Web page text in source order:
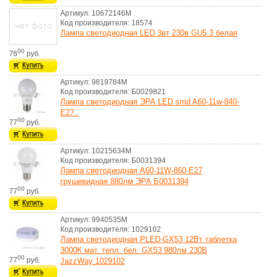
7600 руб.
Артикул: 10672146M
Код производителя: 18574
Лампа светодиодная LED 3вт 230в GU5.3 белая
7700 руб.
Артикул: 9819784M
Код производителя: Б0029821
Лампа светодиодная ЭРА LED smd A60-11w-840-
E27..
7700 руб.
Артикул: 10215634M
Код производителя: Б0031394
Лампа светодиодная A60-11W-860-E27
грушевидная 880лм ЭРА Б0031394
7700 руб.
Артикул: 9940535M
Код производителя: 1029102
Лампа светодиодная PLED-GX53 12Вт таблетка
3000К мат. тепл. бел. GX53 980лм 230В
JazzWay 1029102